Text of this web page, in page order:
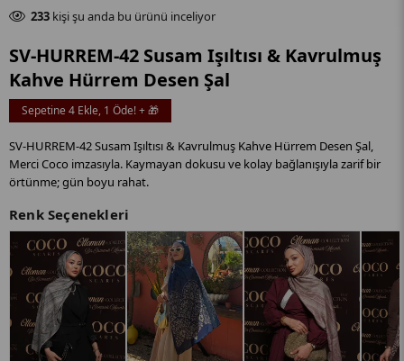
233 kişi şu anda bu ürünü inceliyor
SV-HURREM-42 Susam Işıltısı & Kavrulmuş
Kahve Hürrem Desen Şal
Sepetine 4 Ekle, 1 Öde! + 🎁
SV-HURREM-42 Susam Işıltısı & Kavrulmuş Kahve Hürrem Desen Şal,
Merci Coco imzasıyla. Kaymayan dokusu ve kolay bağlanışıyla zarif bir
örtünme; gün boyu rahat.
Renk Seçenekleri